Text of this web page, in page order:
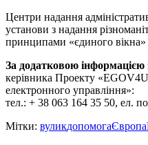
Центри надання
установи з надання
принципами «єдиного вікна»
За додатковою інформацією
керівника Проекту
електронного управління»:
тел.: + 38 063 164 35 50, ел.
Мітки: вуликдопомогаЄвропа